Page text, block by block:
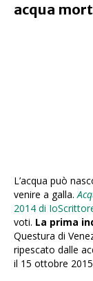
acqua
L’acqua può
venire a galla.
2014 di
voti. La prima
Questura di
ripescato dalle
il 15 ottobre